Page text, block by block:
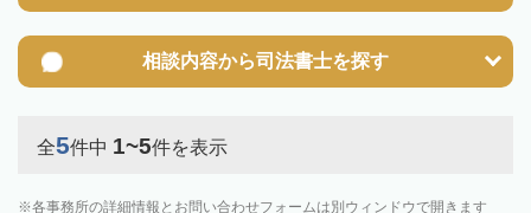
相談内容から司法書士を探す
全5件中 1~5件を表示
各事務所の詳細情報とお問い合わせフォームは別ウィンドウで開きます